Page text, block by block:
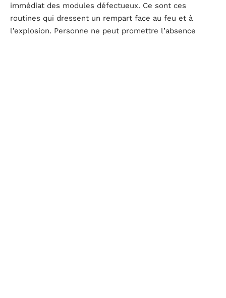
immédiat des modules défectueux. Ce sont ces
routines qui dressent un rempart face au feu et à
l’explosion. Personne ne peut promettre l’absence